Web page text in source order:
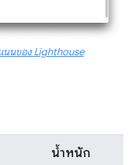
นนของ Lighthouse
น้ำหนัก